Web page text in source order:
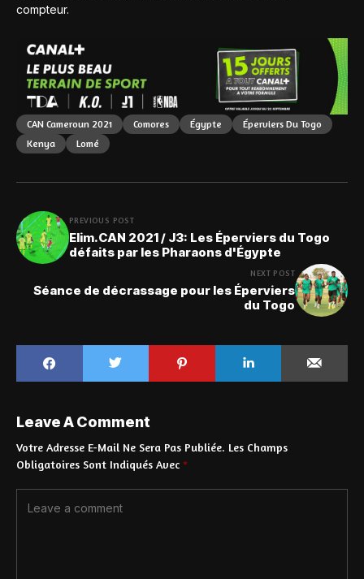
compteur.
CAN Cameroun 2021 Comores Égypte
Éperviers Du Togo
Kenya
Lomé
PREVIOUS POST
Elim.CAN 2021 / J3: Les Éperviers du Togo
défaits par les Pharaons d'Égypte
NEXT POST
Séance de décrassage pour les Éperviers
du Togo
Leave A Comment
Votre Adresse E-Mail Ne Sera Pas Publiée. Les Champs
Obligatoires Sont Indiqués Avec *